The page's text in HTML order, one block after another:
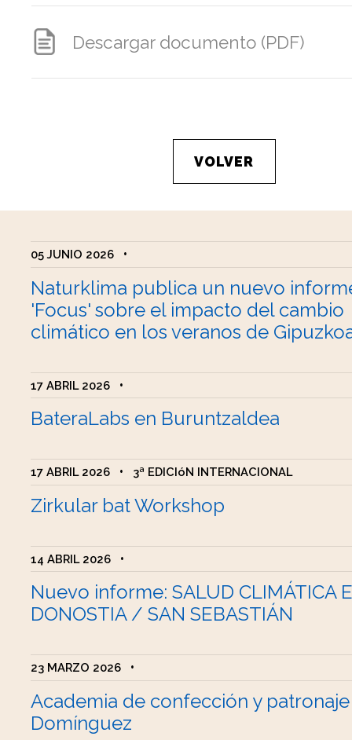
Descargar documento (PDF)
VOLVER
05 JUNIO 2026 •
Naturklima publica un nuevo
'Focus' sobre el impacto del cambio
climático en los veranos de
17 ABRIL 2026 •
BateraLabs en Buruntzaldea
17 ABRIL 2026 • 3ª EDICIóN INTERNACIONAL
Zirkular bat Workshop
14 ABRIL 2026 •
Nuevo informe: SALUD CLIMÁTICA
DONOSTIA / SAN SEBASTIÁN
23 MARZO 2026 •
Academia de confección y
Domínguez